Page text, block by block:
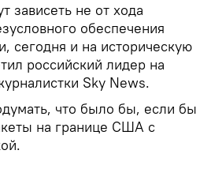
зависеть не от хода
обеспечения
сегодня и на историческую
российский лидер на
Sky News.
что было бы, если бы
на границе США с